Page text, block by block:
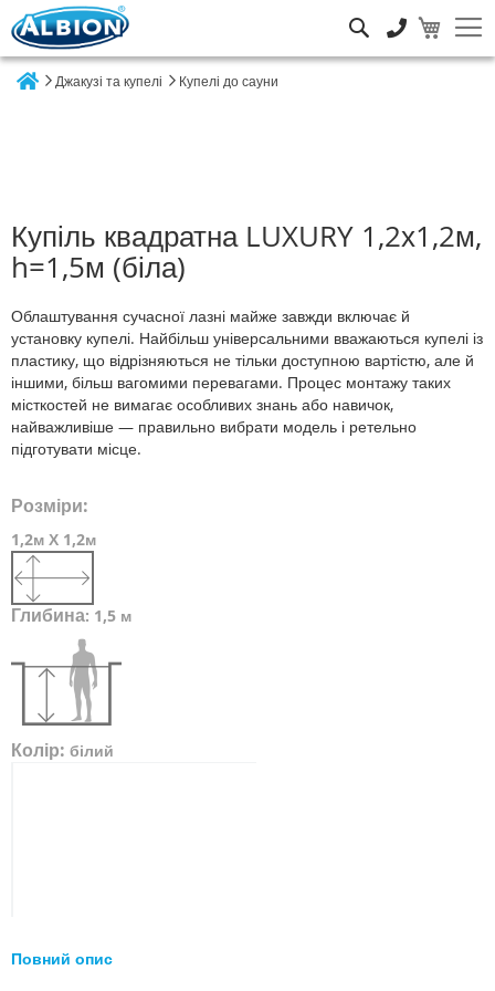
Джакузі та купелі Купелі до сауни
Купіль квадратна LUXURY 1,2х1,2м,
h=1,5м (біла)
Облаштування сучасної лазні майже завжди включає й
установку купелі. Найбільш універсальними вважаються купелі із
пластику, що відрізняються не тільки доступною вартістю, але й
іншими, більш вагомими перевагами. Процес монтажу таких
місткостей не вимагає особливих знань або навичок,
найважливіше — правильно вибрати модель і ретельно
підготувати місце.
Розміри:
1,2м Х 1,2м
Глибина: 1,5 м
Колір: білий
Повний опис